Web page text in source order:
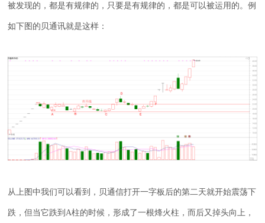
被发现的，都是有规律的，只要是有规律的，都是可以被运用的。例
如下图的贝通讯就是这样：
从上图中我们可以看到，贝通信打开一字板后的第二天就开始震荡下
跌，但当它跌到A柱的时候，形成了一根烽火柱，而后又掉头向上，